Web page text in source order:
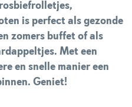
is perfect als gezonde
zomers buffet of als
Met een
en snelle manier een
Geniet!